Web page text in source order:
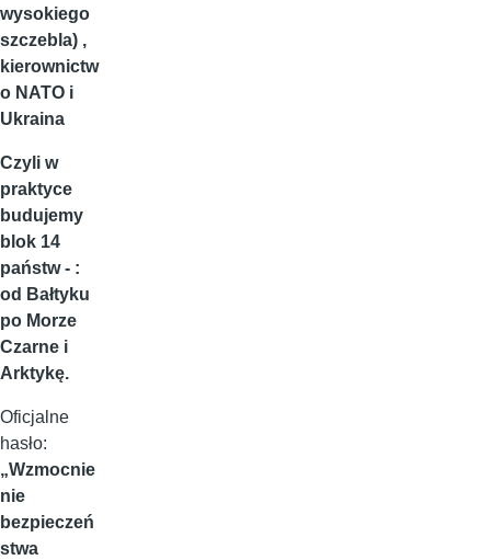
wysokiego
szczebla) ,
kierownictw
o NATO i
Ukraina
Czyli w
praktyce
budujemy
blok 14
państw - :
od Bałtyku
po Morze
Czarne i
Arktykę.
Oficjalne
hasło:
„Wzmocnie
nie
bezpieczeń
stwa